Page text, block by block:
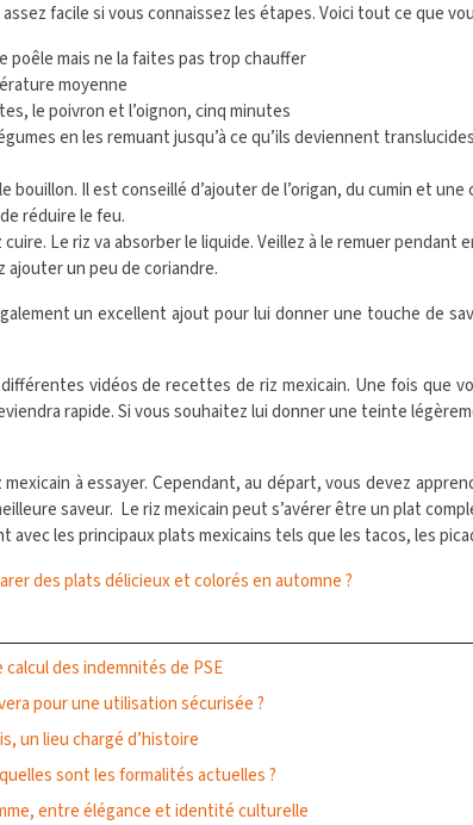
facile si vous connaissez les étapes. Voici tout ce que
poêle mais ne la faites pas trop chauffer
moyenne
le poivron et l’oignon, cinq minutes
en les remuant jusqu’à ce qu’ils deviennent
bouillon. Il est conseillé d’ajouter de l’origan, du cumin et
réduire le feu.
Le riz va absorber le liquide. Veillez à le remuer pendant
ajouter un peu de coriandre.
un excellent ajout pour lui donner une touche de
vidéos de recettes de riz mexicain. Une fois que
rapide. Si vous souhaitez lui donner une teinte
à essayer. Cependant, au départ, vous devez
saveur. Le riz mexicain peut s’avérer être un plat
avec les principaux plats mexicains tels que les tacos, les
des plats délicieux et colorés en automne ?
des indemnités de PSE
pour une utilisation sécurisée ?
un lieu chargé d’histoire
sont les formalités actuelles ?
entre élégance et identité culturelle